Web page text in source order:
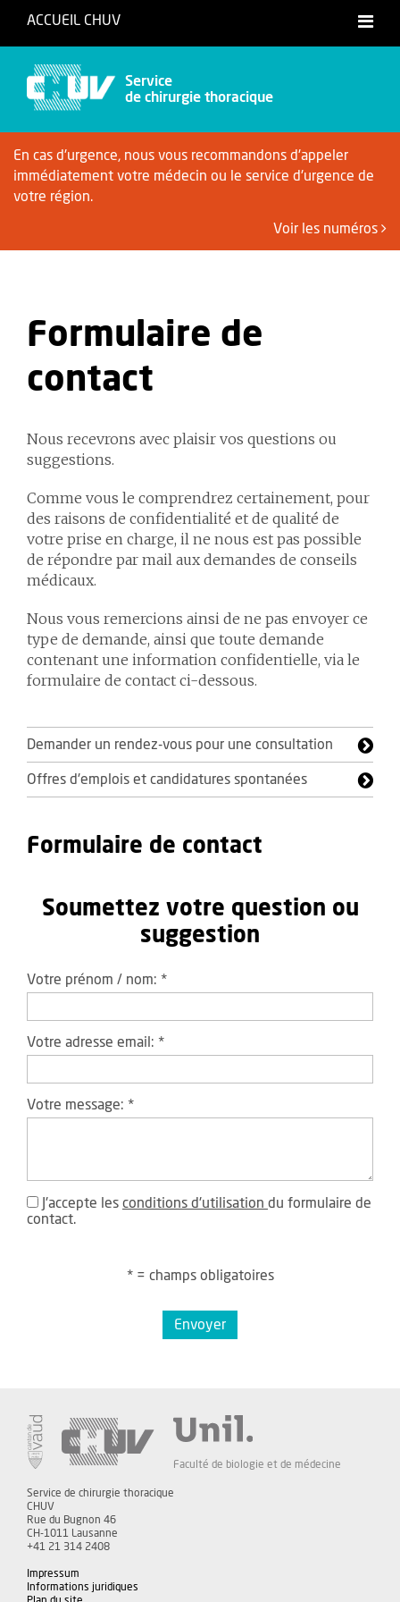
ACCUEIL CHUV
Service
de chirurgie thoracique
En cas d'urgence, nous vous recommandons d'appeler
immédiatement votre médecin ou le service d'urgence de
votre région.
Voir les numéros
Formulaire de
contact
Nous recevrons avec plaisir vos questions ou
suggestions.
Comme vous le comprendrez certainement, pour
des raisons de confidentialité et de qualité de
votre prise en charge, il ne nous est pas possible
de répondre par mail aux demandes de conseils
médicaux.
Nous vous remercions ainsi de ne pas envoyer ce
type de demande, ainsi que toute demande
contenant une information confidentielle, via le
formulaire de contact ci-dessous.
Demander un rendez-vous pour une consultation
Offres d'emplois et candidatures spontanées
Formulaire de contact
Soumettez votre question ou
suggestion
Votre prénom / nom: *
Votre adresse email: *
Votre message: *
J'accepte les conditions d'utilisation du formulaire de
contact.
* = champs obligatoires
Envoyer
Faculté de biologie et de médecine
Service de chirurgie thoracique
CHUV
Rue du Bugnon 46
CH-1011 Lausanne
+41 21 314 2408
Impressum
Informations juridiques